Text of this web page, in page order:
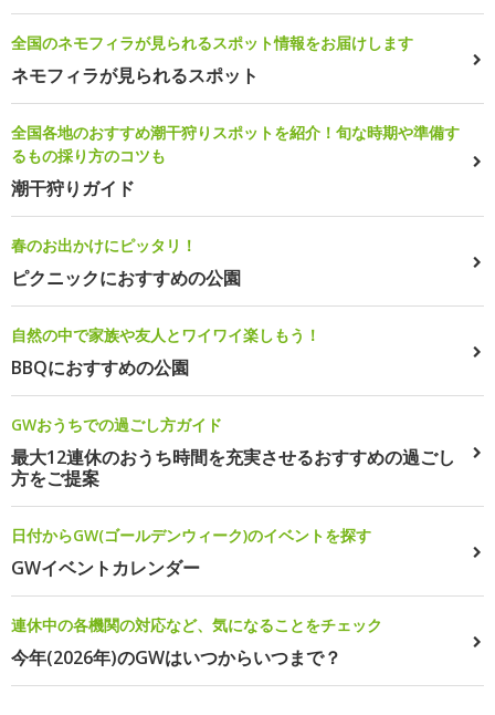
全国のネモフィラが見られるスポット情報をお届けします
ネモフィラが見られるスポット
全国各地のおすすめ潮干狩りスポットを紹介！旬な時期や準備す
るもの採り方のコツも
潮干狩りガイド
春のお出かけにピッタリ！
ピクニックにおすすめの公園
自然の中で家族や友人とワイワイ楽しもう！
BBQにおすすめの公園
GWおうちでの過ごし方ガイド
最大12連休のおうち時間を充実させるおすすめの過ごし
方をご提案
日付からGW(ゴールデンウィーク)のイベントを探す
GWイベントカレンダー
連休中の各機関の対応など、気になることをチェック
今年(2026年)のGWはいつからいつまで？